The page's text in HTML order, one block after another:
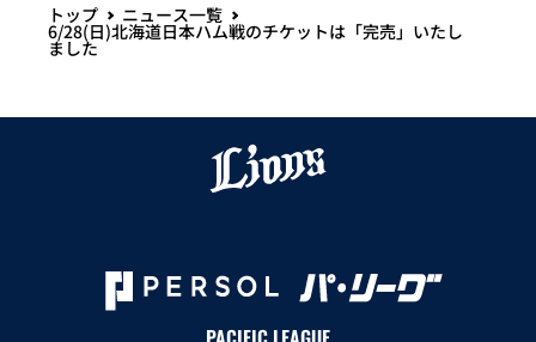
トップ ニュース一覧
6/28(日)北海道日本ハム戦のチケットは「完売」いたし
ました